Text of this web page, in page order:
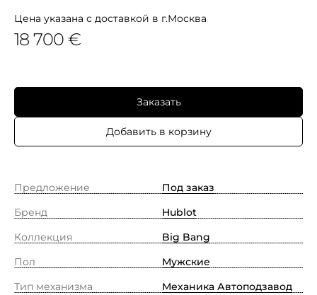
Цена указана с доставкой в г.Москва
18 700 €
Заказать
Добавить в корзину
Предложение
Под заказ
Бренд
Hublot
Коллекция
Big Bang
Пол
Мужские
Тип механизма
Механика Автоподзавод